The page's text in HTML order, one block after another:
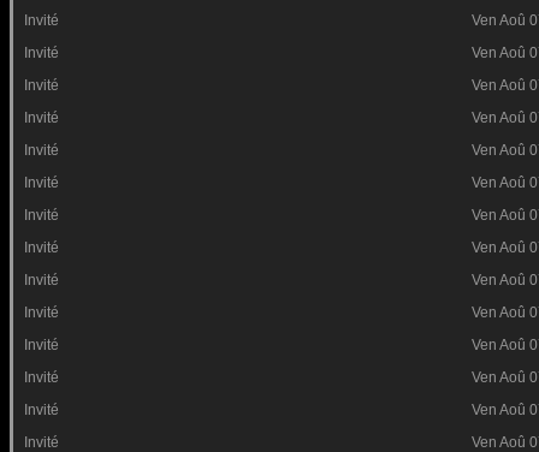
Invité
Ven Aoû
Invité
Ven Aoû
Invité
Ven Aoû
Invité
Ven Aoû
Invité
Ven Aoû
Invité
Ven Aoû
Invité
Ven Aoû
Invité
Ven Aoû
Invité
Ven Aoû
Invité
Ven Aoû
Invité
Ven Aoû
Invité
Ven Aoû
Invité
Ven Aoû
Invité
Ven Aoû